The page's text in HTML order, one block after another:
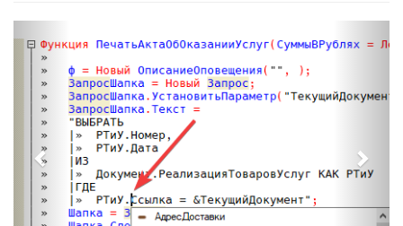
r
e
v
i
o
u
s
t